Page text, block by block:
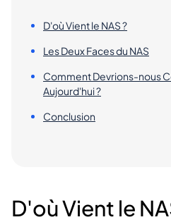
D'où Vient le NAS ?
Les Deux Faces du NAS
Comment Devrions-nous
Aujourd'hui ?
Conclusion
D'où Vient le